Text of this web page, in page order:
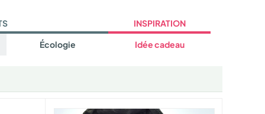
Écologie
INSPIRATION
Idée cadeau